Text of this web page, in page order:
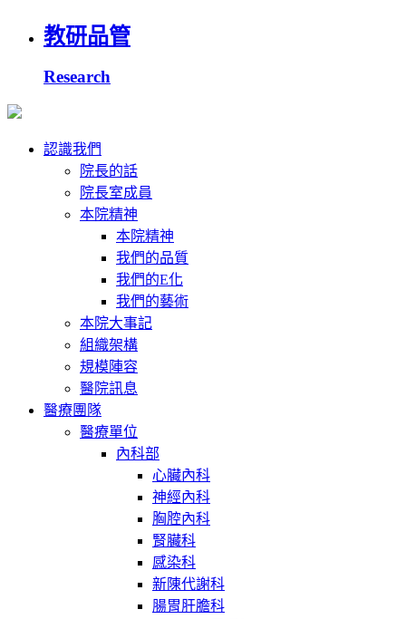
教研品管
Research
認識我們
院長的話
院長室成員
本院精神
本院精神
我們的品質
我們的E化
我們的藝術
本院大事記
組織架構
規模陣容
醫院訊息
醫療團隊
醫療單位
內科部
心臟內科
神經內科
胸腔內科
腎臟科
感染科
新陳代謝科
腸胃肝膽科